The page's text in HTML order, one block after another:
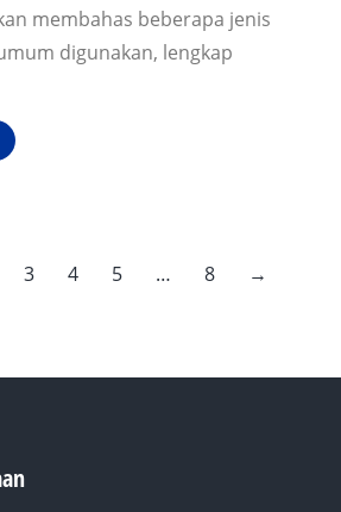
membahas beberapa jenis
digunakan, lengkap
3 4 5 … 8 →